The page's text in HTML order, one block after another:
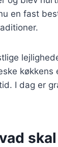
en fast
køkkens
I dag er